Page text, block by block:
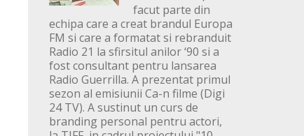
facut parte din
echipa care a creat brandul Europa
FM si care a formatat si rebranduit
Radio 21 la sfirsitul anilor ‘90 si a
fost consultant pentru lansarea
Radio Guerrilla. A prezentat primul
sezon al emisiunii Ca-n filme (Digi
24 TV). A sustinut un curs de
branding personal pentru actori,